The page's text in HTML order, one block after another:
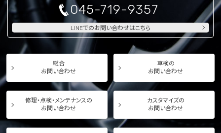
045-719-9357
LINEでのお問い合わせはこちら
総合
お問い合わせ
車検の
お問い合わせ
修理・点検・メンテナンスの
お問い合わせ
カスタマイズの
お問い合わせ